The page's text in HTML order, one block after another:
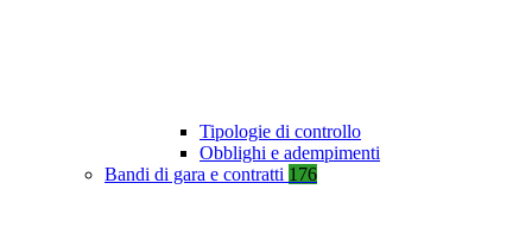
Tipologie di controllo
Obblighi e adempimenti
Bandi di gara e contratti 176